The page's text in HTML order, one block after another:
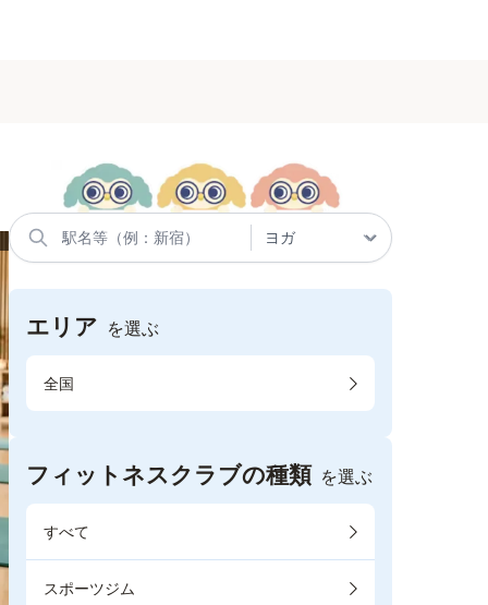
エリア を選ぶ
全国
フィットネスクラブの種類 を選ぶ
すべて
スポーツジム